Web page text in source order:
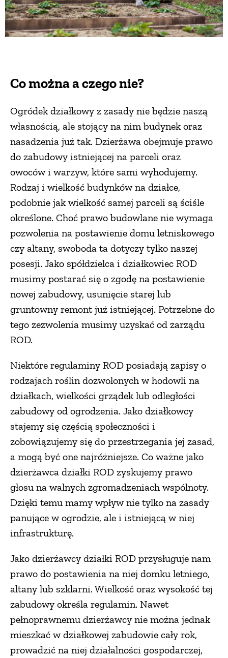
Co można a czego nie?
Ogródek działkowy z zasady nie będzie naszą
własnością, ale stojący na nim budynek oraz
nasadzenia już tak. Dzierżawa obejmuje prawo
do zabudowy istniejącej na parceli oraz
owoców i warzyw, które sami wyhodujemy.
Rodzaj i wielkość budynków na działce,
podobnie jak wielkość samej parceli są ściśle
określone. Choć prawo budowlane nie wymaga
pozwolenia na postawienie domu letniskowego
czy altany, swoboda ta dotyczy tylko naszej
posesji. Jako spółdzielca i działkowiec ROD
musimy postarać się o zgodę na postawienie
nowej zabudowy, usunięcie starej lub
gruntowny remont już istniejącej. Potrzebne do
tego zezwolenia musimy uzyskać od zarządu
ROD.
Niektóre regulaminy ROD posiadają zapisy o
rodzajach roślin dozwolonych w hodowli na
działkach, wielkości grządek lub odległości
zabudowy od ogrodzenia. Jako działkowcy
stajemy się częścią społeczności i
zobowiązujemy się do przestrzegania jej zasad,
a mogą być one najróżniejsze. Co ważne jako
dzierżawca działki ROD zyskujemy prawo
głosu na walnych zgromadzeniach wspólnoty.
Dzięki temu mamy wpływ nie tylko na zasady
panujące w ogrodzie, ale i istniejącą w niej
infrastrukturę.
Jako dzierżawcy działki ROD przysługuje nam
prawo do postawienia na niej domku letniego,
altany lub szklarni. Wielkość oraz wysokość tej
zabudowy określa regulamin. Nawet
pełnoprawnemu dzierżawcy nie można jednak
mieszkać w działkowej zabudowie cały rok,
prowadzić na niej działalności gospodarczej,